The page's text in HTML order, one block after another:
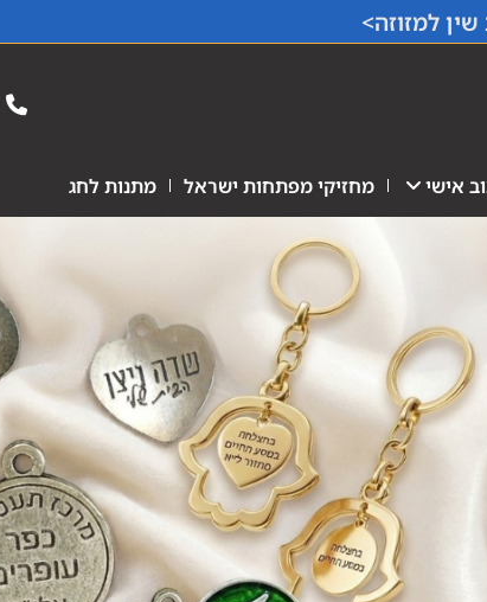
למזוזה>
אישי מחזיקי מפתחות ישראל מתנות לחג